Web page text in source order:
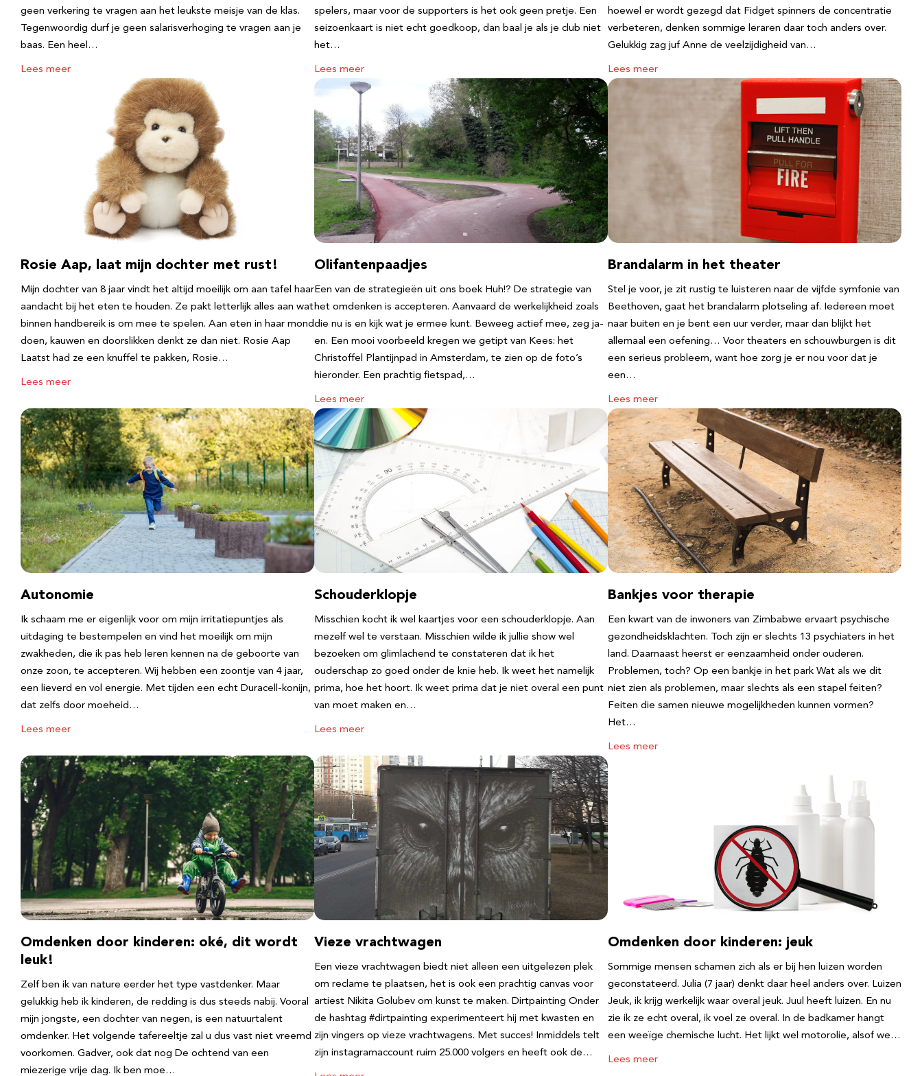
geen verkering te vragen aan het leukste meisje van de klas.
Tegenwoordig durf je geen salarisverhoging te vragen aan je
baas. Een heel…
Lees meer
spelers, maar voor de supporters is het ook geen pretje. Een
seizoenkaart is niet echt goedkoop, dan baal je als je club niet
het…
Lees meer
hoewel er wordt gezegd dat Fidget spinners de concentratie
verbeteren, denken sommige leraren daar toch anders over.
Gelukkig zag juf Anne de veelzijdigheid van…
Lees meer
Rosie Aap, laat mijn dochter met rust!
Mijn dochter van 8 jaar vindt het altijd moeilijk om aan tafel haar
aandacht bij het eten te houden. Ze pakt letterlijk alles aan wat
binnen handbereik is om mee te spelen. Aan eten in haar mond
doen, kauwen en doorslikken denkt ze dan niet. Rosie Aap
Laatst had ze een knuffel te pakken, Rosie…
Lees meer
Olifantenpaadjes
Een van de strategieën uit ons boek Huh!? De strategie van
het omdenken is accepteren. Aanvaard de werkelijkheid zoals
die nu is en kijk wat je ermee kunt. Beweeg actief mee, zeg ja-
en. Een mooi voorbeeld kregen we getipt van Kees: het
Christoffel Plantijnpad in Amsterdam, te zien op de foto’s
hieronder. Een prachtig fietspad,…
Lees meer
Brandalarm in het theater
Stel je voor, je zit rustig te luisteren naar de vijfde symfonie van
Beethoven, gaat het brandalarm plotseling af. Iedereen moet
naar buiten en je bent een uur verder, maar dan blijkt het
allemaal een oefening… Voor theaters en schouwburgen is dit
een serieus probleem, want hoe zorg je er nou voor dat je
een…
Lees meer
Autonomie
Ik schaam me er eigenlijk voor om mijn irritatiepuntjes als
uitdaging te bestempelen en vind het moeilijk om mijn
zwakheden, die ik pas heb leren kennen na de geboorte van
onze zoon, te accepteren. Wij hebben een zoontje van 4 jaar,
een lieverd en vol energie. Met tijden een echt Duracell-konijn,
dat zelfs door moeheid…
Lees meer
Schouderklopje
Misschien kocht ik wel kaartjes voor een schouderklopje. Aan
mezelf wel te verstaan. Misschien wilde ik jullie show wel
bezoeken om glimlachend te constateren dat ik het
ouderschap zo goed onder de knie heb. Ik weet het namelijk
prima, hoe het hoort. Ik weet prima dat je niet overal een punt
van moet maken en…
Lees meer
Bankjes voor therapie
Een kwart van de inwoners van Zimbabwe ervaart psychische
gezondheidsklachten. Toch zijn er slechts 13 psychiaters in het
land. Daarnaast heerst er eenzaamheid onder ouderen.
Problemen, toch? Op een bankje in het park Wat als we dit
niet zien als problemen, maar slechts als een stapel feiten?
Feiten die samen nieuwe mogelijkheden kunnen vormen?
Het…
Lees meer
Omdenken door kinderen: oké, dit wordt
leuk!
Zelf ben ik van nature eerder het type vastdenker. Maar
gelukkig heb ik kinderen, de redding is dus steeds nabij. Vooral
mijn jongste, een dochter van negen, is een natuurtalent
omdenker. Het volgende tafereeltje zal u dus vast niet vreemd
voorkomen. Gadver, ook dat nog De ochtend van een
miezerige vrije dag. Ik ben moe…
Vieze vrachtwagen
Een vieze vrachtwagen biedt niet alleen een uitgelezen plek
om reclame te plaatsen, het is ook een prachtig canvas voor
artiest Nikita Golubev om kunst te maken. Dirtpainting Onder
de hashtag #dirtpainting experimenteert hij met kwasten en
zijn vingers op vieze vrachtwagens. Met succes! Inmiddels telt
zijn instagramaccount ruim 25.000 volgers en heeft ook de…
Omdenken door kinderen: jeuk
Sommige mensen schamen zich als er bij hen luizen worden
geconstateerd. Julia (7 jaar) denkt daar heel anders over. Luizen
Jeuk, ik krijg werkelijk waar overal jeuk. Juul heeft luizen. En nu
zie ik ze echt overal, ik voel ze overal. In de badkamer hangt
een weeïge chemische lucht. Het lijkt wel motorolie, alsof we…
Lees meer